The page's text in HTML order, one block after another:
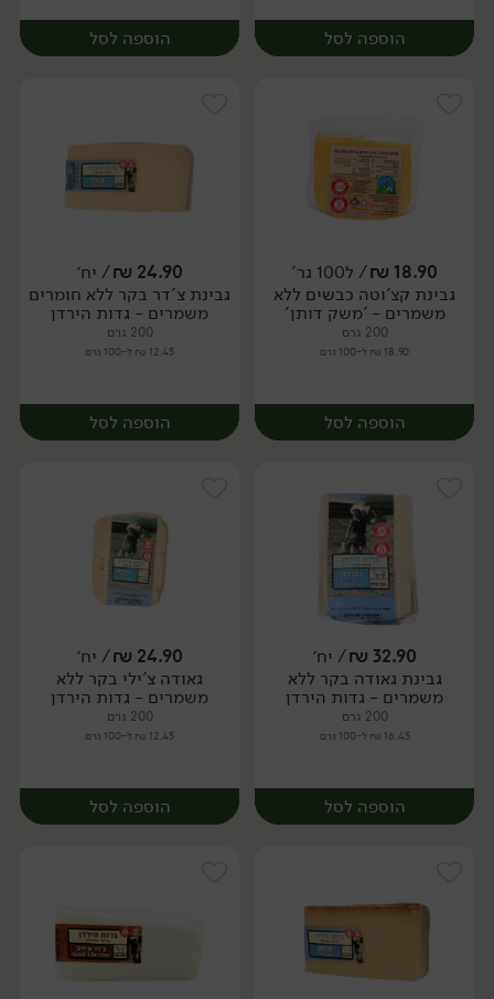
הוספה לסל
יח׳
הוספה לסל
יח׳
18.90
₪/ ל100 גר'
גבינת קצ'וטה כבשים ללא
משמרים - 'משק דותן'
200 גרם
18.90 ₪ ל-100 גרם
הוספה לסל
יח׳
24.90
₪/ יח׳
גבינת צ'דר בקר ללא חומרים
משמרים - גדות הירדן
200 גרם
12.45 ₪ ל-100 גרם
הוספה לסל
יח׳
32.90
₪/ יח׳
גבינת גאודה בקר ללא
משמרים - גדות הירדן
200 גרם
16.45 ₪ ל-100 גרם
הוספה לסל
24.90
₪/ יח׳
גאודה צ'ילי בקר ללא
משמרים - גדות הירדן
200 גרם
12.45 ₪ ל-100 גרם
הוספה לסל